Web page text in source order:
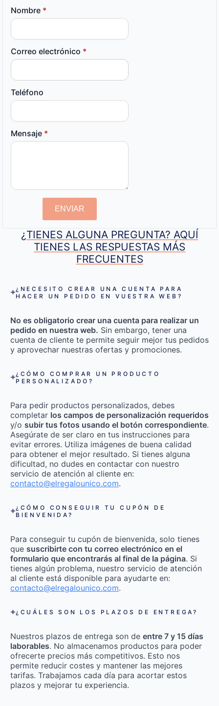
Nombre *
Correo electrónico *
Teléfono
Mensaje *
ENVIAR
¿TIENES ALGUNA PREGUNTA? AQUÍ
TIENES LAS RESPUESTAS MÁS
FRECUENTES
¿NECESITO CREAR UNA CUENTA PARA
HACER UN PEDIDO EN VUESTRA WEB?
No es obligatorio crear una cuenta para realizar un
pedido en nuestra web. Sin embargo, tener una
cuenta de cliente te permite seguir mejor tus pedidos
y aprovechar nuestras ofertas y promociones.
¿CÓMO COMPRAR UN PRODUCTO
PERSONALIZADO?
Para pedir productos personalizados, debes
completar los campos de personalización requeridos
y/o subir tus fotos usando el botón correspondiente.
Asegúrate de ser claro en tus instrucciones para
evitar errores. Utiliza imágenes de buena calidad
para obtener el mejor resultado. Si tienes alguna
dificultad, no dudes en contactar con nuestro
servicio de atención al cliente en:
contacto@elregalounico.com.
¿CÓMO CONSEGUIR TU CUPÓN DE
BIENVENIDA?
Para conseguir tu cupón de bienvenida, solo tienes
que suscribirte con tu correo electrónico en el
formulario que encontrarás al final de la página. Si
tienes algún problema, nuestro servicio de atención
al cliente está disponible para ayudarte en:
contacto@elregalounico.com.
¿CUÁLES SON LOS PLAZOS DE ENTREGA?
Nuestros plazos de entrega son de entre 7 y 15 días
laborables. No almacenamos productos para poder
ofrecerte precios más competitivos. Esto nos
permite reducir costes y mantener las mejores
tarifas. Trabajamos cada día para acortar estos
plazos y mejorar tu experiencia.